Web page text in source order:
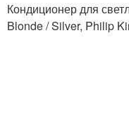
Кондиционер для
Blonde / Silver, Philip